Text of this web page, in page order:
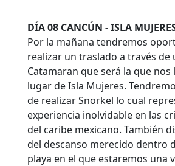
DÍA 08 CANCÚN - ISLA
Por la mañana tendremos
realizar un traslado a través de
Catamaran que será la que nos
lugar de Isla Mujeres.
de realizar Snorkel lo cual
experiencia inolvidable en las
del caribe mexicano. También
del descanso merecido dentro
playa en el que estaremos una